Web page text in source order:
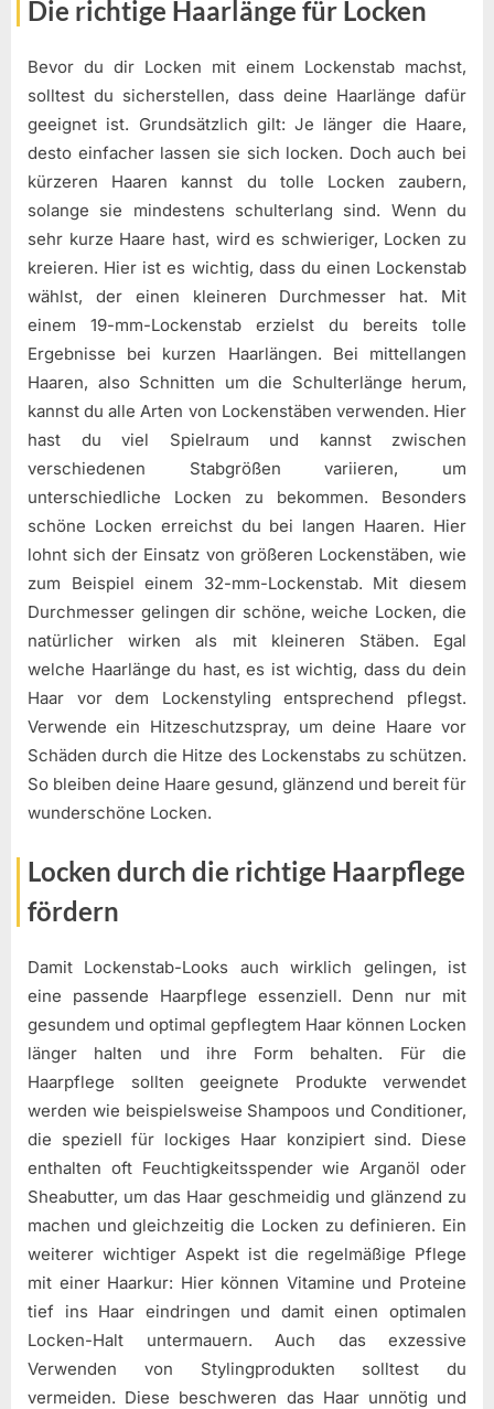
Die richtige Haarlänge für Locken
Bevor du dir Locken mit einem Lockenstab machst,
solltest du sicherstellen, dass deine Haarlänge dafür
geeignet ist. Grundsätzlich gilt: Je länger die Haare,
desto einfacher lassen sie sich locken. Doch auch bei
kürzeren Haaren kannst du tolle Locken zaubern,
solange sie mindestens schulterlang sind. Wenn du
sehr kurze Haare hast, wird es schwieriger, Locken zu
kreieren. Hier ist es wichtig, dass du einen Lockenstab
wählst, der einen kleineren Durchmesser hat. Mit
einem 19-mm-Lockenstab erzielst du bereits tolle
Ergebnisse bei kurzen Haarlängen. Bei mittellangen
Haaren, also Schnitten um die Schulterlänge herum,
kannst du alle Arten von Lockenstäben verwenden. Hier
hast du viel Spielraum und kannst zwischen
verschiedenen Stabgrößen variieren, um
unterschiedliche Locken zu bekommen. Besonders
schöne Locken erreichst du bei langen Haaren. Hier
lohnt sich der Einsatz von größeren Lockenstäben, wie
zum Beispiel einem 32-mm-Lockenstab. Mit diesem
Durchmesser gelingen dir schöne, weiche Locken, die
natürlicher wirken als mit kleineren Stäben. Egal
welche Haarlänge du hast, es ist wichtig, dass du dein
Haar vor dem Lockenstyling entsprechend pflegst.
Verwende ein Hitzeschutzspray, um deine Haare vor
Schäden durch die Hitze des Lockenstabs zu schützen.
So bleiben deine Haare gesund, glänzend und bereit für
wunderschöne Locken.
Locken durch die richtige Haarpflege
fördern
Damit Lockenstab-Looks auch wirklich gelingen, ist
eine passende Haarpflege essenziell. Denn nur mit
gesundem und optimal gepflegtem Haar können Locken
länger halten und ihre Form behalten. Für die
Haarpflege sollten geeignete Produkte verwendet
werden wie beispielsweise Shampoos und Conditioner,
die speziell für lockiges Haar konzipiert sind. Diese
enthalten oft Feuchtigkeitsspender wie Arganöl oder
Sheabutter, um das Haar geschmeidig und glänzend zu
machen und gleichzeitig die Locken zu definieren. Ein
weiterer wichtiger Aspekt ist die regelmäßige Pflege
mit einer Haarkur: Hier können Vitamine und Proteine
tief ins Haar eindringen und damit einen optimalen
Locken-Halt untermauern. Auch das exzessive
Verwenden von Stylingprodukten solltest du
vermeiden. Diese beschweren das Haar unnötig und